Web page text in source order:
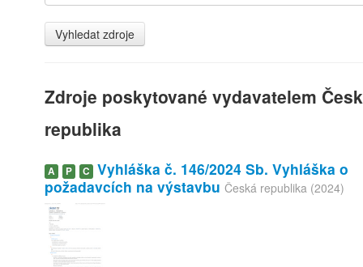
Zdroje poskytované vydavatelem
republika
A P C Vyhláška č. 146/2024 Sb. Vyhláška o
požadavcích na výstavbu Česká republika (2024)